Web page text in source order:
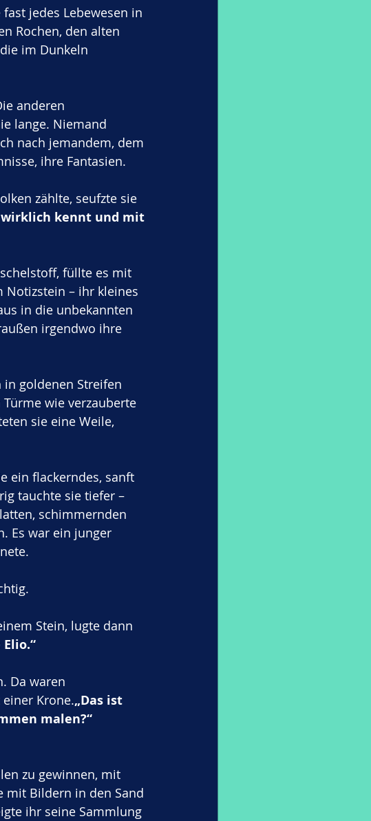
jedes Lebewesen in
Rochen, den alten
im Dunkeln
anderen
lange. Niemand
nach jemandem, dem
ihre Fantasien.
zählte, seufzte sie
wirklich kennt und mit
füllte es mit
Notizstein – ihr kleines
in die unbekannten
irgendwo ihre
goldenen Streifen
wie verzauberte
sie eine Weile,
ein flackerndes, sanft
tauchte sie tiefer –
schimmernden
Es war ein junger
Stein, lugte dann
Da waren
Krone.„Das ist
malen?“
zu gewinnen, mit
mit Bildern in den Sand
ihr seine Sammlung